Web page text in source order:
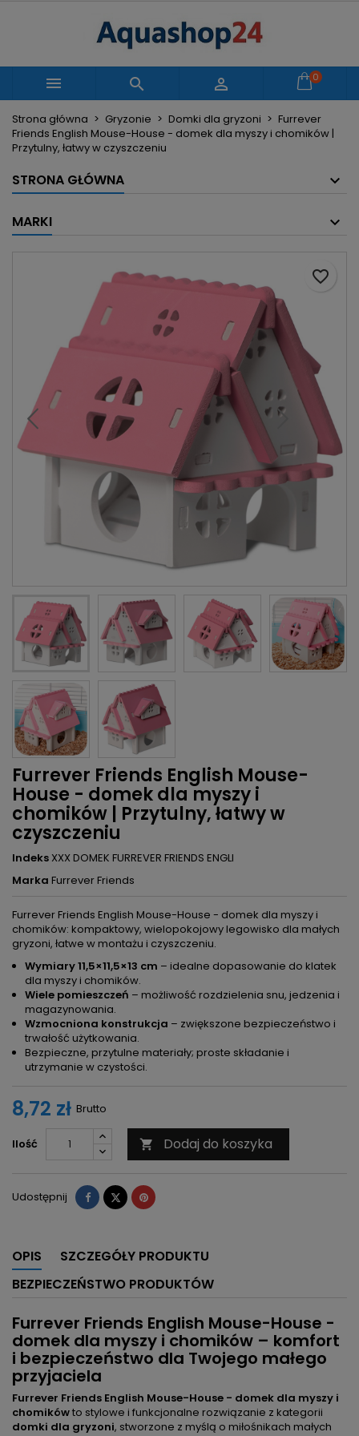
   0
Strona główna Gryzonie Domki dla gryzoni
Furrever
Friends English Mouse-House - domek dla myszy i chomików |
Przytulny, łatwy w czyszczeniu
STRONA GŁÓWNA
MARKI
Furrever Friends English Mouse-
House - domek dla myszy i
chomików | Przytulny, łatwy w
czyszczeniu
Indeks XXX DOMEK FURREVER FRIENDS ENGLI
Marka Furrever Friends
Furrever Friends English Mouse-House - domek dla myszy i
chomików: kompaktowy, wielopokojowy legowisko dla małych
gryzoni, łatwe w montażu i czyszczeniu.
Wymiary 11,5×11,5×13 cm – idealne dopasowanie do klatek
dla myszy i chomików.
Wiele pomieszczeń – możliwość rozdzielenia snu, jedzenia i
magazynowania.
Wzmocniona konstrukcja – zwiększone bezpieczeństwo i
trwałość użytkowania.
Bezpieczne, przytulne materiały; proste składanie i
utrzymanie w czystości.
8,72 zł Brutto
Ilość  Dodaj do koszyka
favorite_border
Udostępnij Udostępnij
TweetujPinterest
OPIS
SZCZEGÓŁY PRODUKTU
BEZPIECZEŃSTWO PRODUKTÓW
Furrever Friends English Mouse-House -
domek dla myszy i chomików – komfort
i bezpieczeństwo dla Twojego małego
przyjaciela
Furrever Friends English Mouse-House - domek dla myszy i
chomikówto stylowe i funkcjonalne rozwiązanie z kategorii
domki dla gryzoni, stworzone z myślą o miłośnikach małych
Moje listy życzeń
add_circle_outline Utwórz nową listę
Utwórz listę życzeń
Nazwa listy życzeń
Zaloguj się
Musisz być zalogowany by zapisać produkty na
swojej liście życzeń.
Anuluj Zaloguj się